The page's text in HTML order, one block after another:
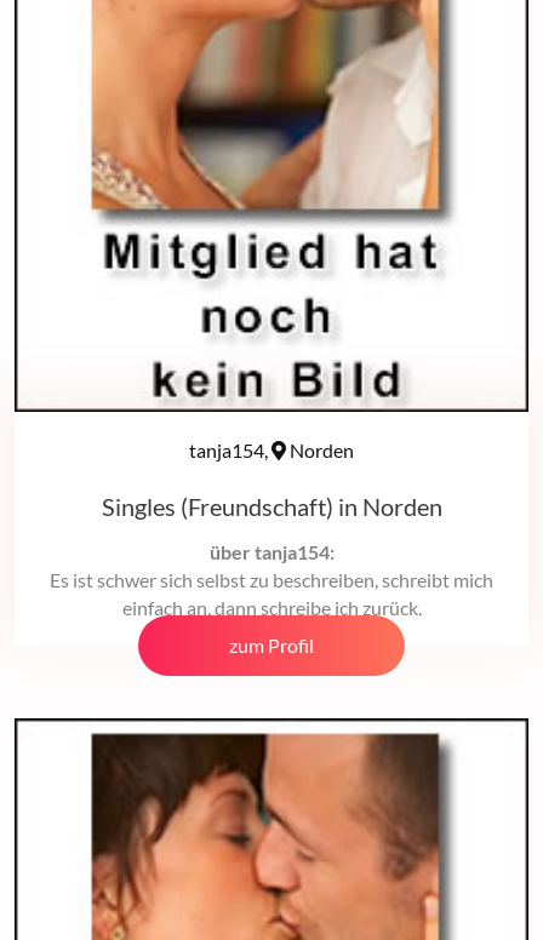
tanja154, Norden
Singles (Freundschaft) in Norden
über tanja154:
Es ist schwer sich selbst zu beschreiben, schreibt mich
einfach an, dann schreibe ich zurück.
zum Profil